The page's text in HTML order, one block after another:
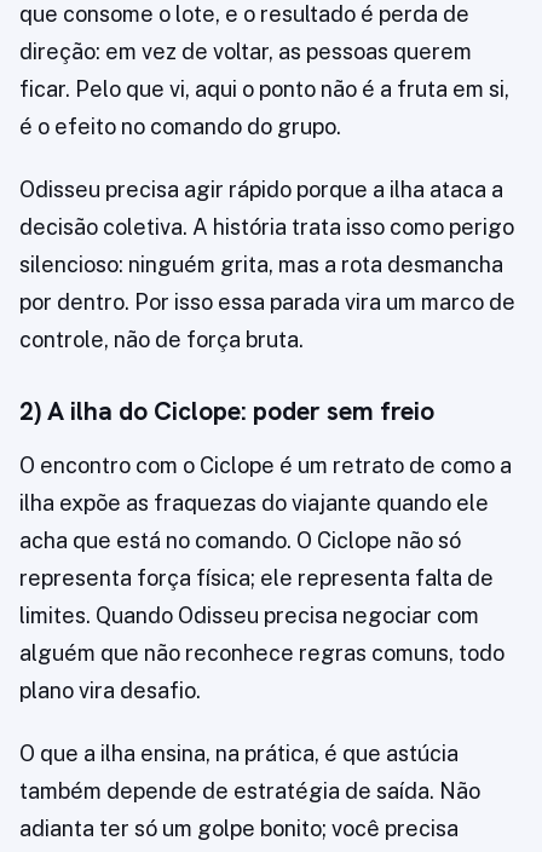
que consome o lote, e o resultado é perda de
direção: em vez de voltar, as pessoas querem
ficar. Pelo que vi, aqui o ponto não é a fruta em si,
é o efeito no comando do grupo.
Odisseu precisa agir rápido porque a ilha ataca a
decisão coletiva. A história trata isso como perigo
silencioso: ninguém grita, mas a rota desmancha
por dentro. Por isso essa parada vira um marco de
controle, não de força bruta.
2) A ilha do Ciclope: poder sem freio
O encontro com o Ciclope é um retrato de como a
ilha expõe as fraquezas do viajante quando ele
acha que está no comando. O Ciclope não só
representa força física; ele representa falta de
limites. Quando Odisseu precisa negociar com
alguém que não reconhece regras comuns, todo
plano vira desafio.
O que a ilha ensina, na prática, é que astúcia
também depende de estratégia de saída. Não
adianta ter só um golpe bonito; você precisa